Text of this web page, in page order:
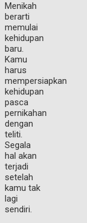
Menikah
berarti
memulai
kehidupan
baru.
Kamu
harus
mempersiapkan
kehidupan
pasca
pernikahan
dengan
teliti.
Segala
hal akan
terjadi
setelah
kamu tak
lagi
sendiri.